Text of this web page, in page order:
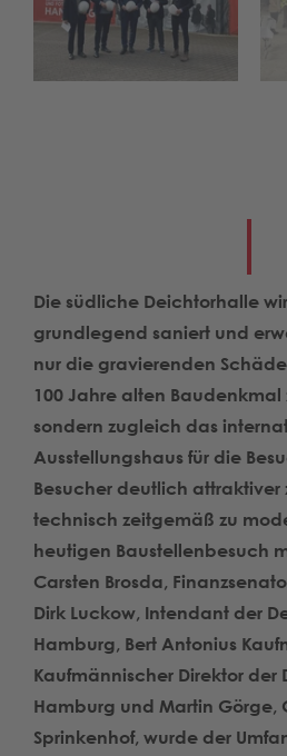
Die südliche Deichtorhalle
grundlegend saniert und
nur die gravierenden
100 Jahre alten
sondern zugleich das
Ausstellungshaus für die
Besucher deutlich
technisch zeitgemäß zu
heutigen Baustellenbesuch
Carsten Brosda,
Dirk Luckow, Intendant der
Hamburg, Bert Antonius
Kaufmännischer Direktor der
Hamburg und Martin Görge,
Sprinkenhof, wurde der